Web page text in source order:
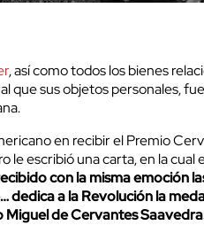
, así como todos los bienes
que sus objetos personales,
en recibir el Premio
escribió una carta, en la cual
con la misma emoción
dedica a la Revolución la
de Cervantes